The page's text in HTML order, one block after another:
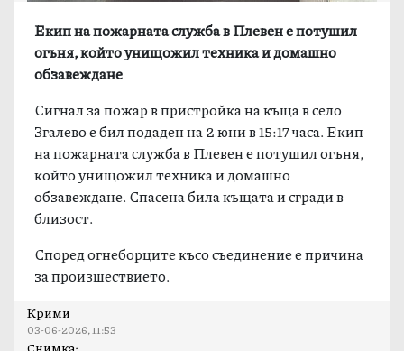
Крими
03-06-2026, 11:53
Снимка:
Екип на пожарната служба в Плевен е потушил
огъня, който унищожил техника и домашно
обзавеждане
Сигнал за пожар в пристройка на къща в село
Згалево е бил подаден на 2 юни в 15:17 часа. Екип
на пожарната служба в Плевен е потушил огъня,
който унищожил техника и домашно
обзавеждане. Спасена била къщата и сгради в
близост.
Според огнеборците късо съединение е причина
за произшествието.